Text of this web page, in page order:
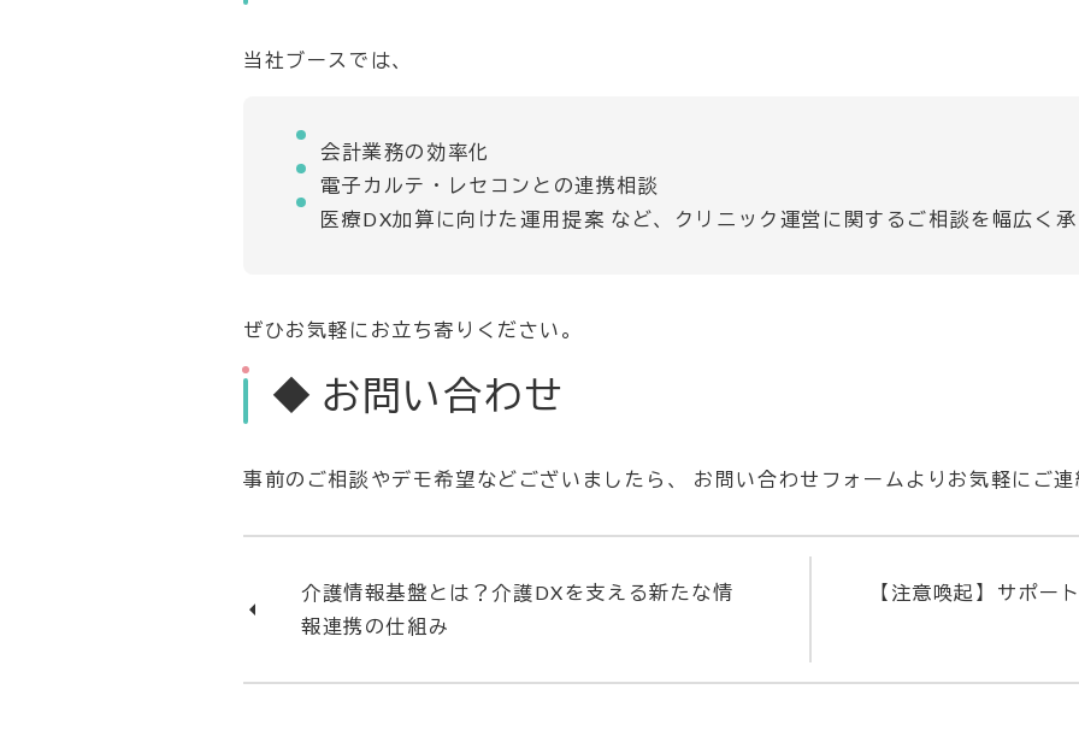
当社ブースでは、
会計業務の効率化
電子カルテ・レセコンとの連携相談
医療DX加算に向けた運用提案 など、クリニック運営に関するご相談を幅広く承
ぜひお気軽にお立ち寄りください。
◆ お問い合わせ
事前のご相談やデモ希望などございましたら、 お問い合わせフォームよりお気軽にご連
介護情報基盤とは？介護DXを支える新たな情
報連携の仕組み
【注意喚起】サポー